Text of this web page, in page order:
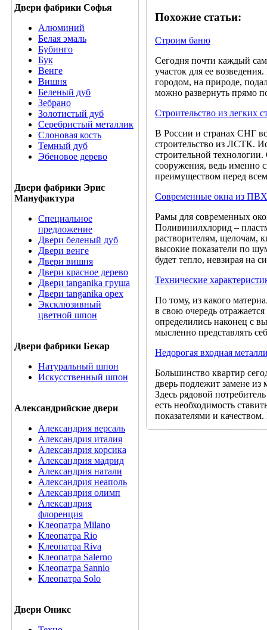
Двери фабрики Софья
Алюминий
Белая эмаль
Бубинго
Бук
Венге
Вишня
Беленый дуб
Зебрано
Золотистый дуб
Серебристый металлик
Слоновая кость
Темный дуб
Эбеновое дерево
Двери фабрики Эрис
Мануфактура
Специальное
предложение
Двери беленый дуб
Двери венге
Двери вишня
Двери красное дерево
Двери tanganika груша
Двери tanganika oрех
Эксклюзивный
цветной шпон
Двери фабрики Бекар
Натуральный шпон
Искусственный шпон
Александрийские двери
Александрия версаль
Александрия италия
Александрия корсика
Александрия мадрид
Александрия натали
Александрия неаполь
Александрия олимп
Александрия
флоренция
Клеопатра Milano
Клеопатра Rio
Клеопатра Riva
Клеопатра Salerno
Клеопатра Sannio
Клеопатра Solo
Двери Оникс
Похожие статьи:
Строим баню
Сегодня почти каждый
участок для ее
городом, на природе,
можно развернуть прямо
Строительство из легких
В России и странах СНГ
строительство из ЛСТК.
строительной
сооружения, ведь именно
преимуществом перед
Современные окна из ПВХ
Рамы для современных
Поливинилхлорид –
растворителям,
высокие показатели по
будет тепло, невзирая на
Технические
По тому, из какого
в свою очередь
определились наконец с
мысленно представлять
Недорогая входная
Большинство квартир
дверь подлежит замене из
Здесь рядовой
есть необходимость
показателями и